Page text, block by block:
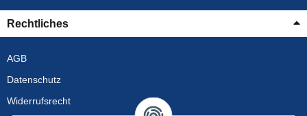
Rechtliches
AGB
Datenschutz
Widerrufsrecht